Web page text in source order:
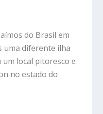
do Brasil em
uma diferente ilha
um local pitoresco e
no estado do